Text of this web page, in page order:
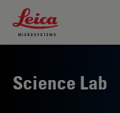
Leica
Science Lab